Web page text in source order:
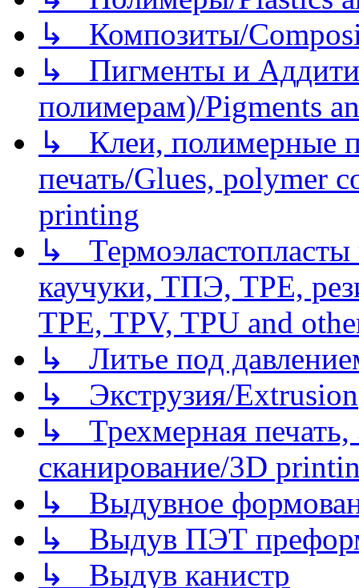
↳ Композиты/
↳ Пигменты и
полимерам)/Pigments
↳ Клеи, полимерные
печать/Glues, polymer
printing
↳
каучуки, ТПЭ, TPE,
TPE, TPV, TPU and
↳ Литье под
↳ Экструзия/Extrusion
↳ Трехмерная
сканирование/3D
↳ Выдувное
↳ Выдув ПЭТ
↳ Выдув канистр